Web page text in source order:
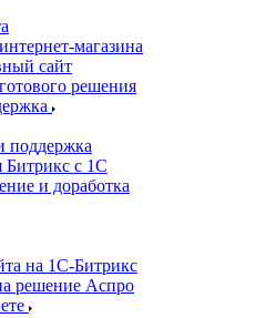
магазина
сайт
решения
поддержка
Битрикс с 1С
и доработка
на 1С-Битрикс
решение Аспро